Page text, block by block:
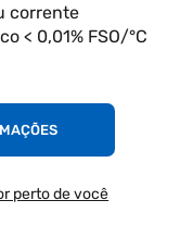
corrente
< 0,01% FSO/°C
perto de você